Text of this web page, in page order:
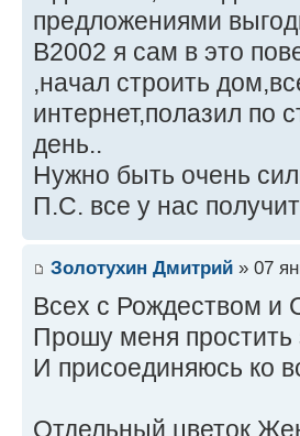
предложениями
В2002 я сам в это
,начал строить
интернет,полазил по
день..
Нужно быть очень
П.С. все у нас
Золотухин Дмитрий » 07
Всех с Рождеством
Прошу меня простить
И присоединяюсь ко
Отдельный цветок